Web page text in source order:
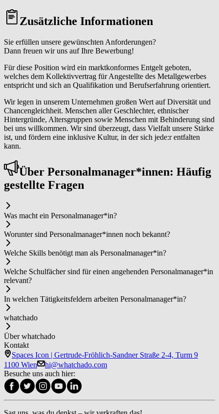
Zusätzliche Informationen
Sie erfüllen unsere gewünschten Anforderungen?
Dann freuen wir uns auf Ihre Bewerbung!
Für diese Position wird ein marktkonformes Entgelt geboten,
welches dem Kollektivvertrag für Angestellte des Metallgewerbes
entspricht und sich an Qualifikation und Berufserfahrung orientiert.
Wir legen in unserem Unternehmen großen Wert auf Diversität und
Chancengleichheit. Menschen aller Geschlechter, ethnischer
Hintergründe, Altersgruppen sowie Menschen mit Behinderung sind
bei uns willkommen. Wir sind überzeugt, dass Vielfalt unsere Stärke
ist, und fördern eine inklusive Kultur, in der sich jede:r entfalten
kann.
Über Per­so­nal­ma­na­ger*in­nen: Häufig
gestellte Fragen
Was macht ein Per­so­nal­ma­na­ger*in?
Worunter sind Per­so­nal­ma­na­ger*in­nen noch bekannt?
Welche Skills benötigt man als Per­so­nal­ma­na­ger*in?
Welche Schulfächer sind für einen angehenden Per­so­nal­ma­na­ger*in
relevant?
In welchen Tätigkeitsfeldern arbeiten Per­so­nal­ma­na­ger*in?
whatchado
Über whatchado
Kontakt
Spaces Icon | Gertrude-Fröhlich-Sandner Straße 2-4, Turm 9
1100 Wien
hi@whatchado.com
Besuche uns auch hier: